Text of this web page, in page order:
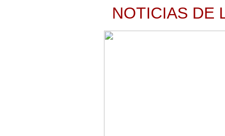
NOTICIAS DE